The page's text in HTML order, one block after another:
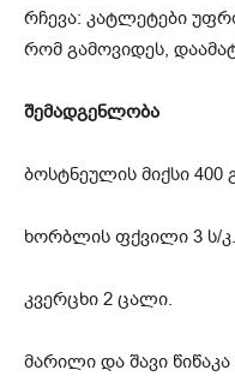
რჩევა: კატლეტები
რომ გამოვიდეს,
შემადგენლობა
ბოსტნეულის მიქსი 400
ხორბლის ფქვილი 3 ს/კ.
კვერცხი 2 ცალი.
მარილი და შავი